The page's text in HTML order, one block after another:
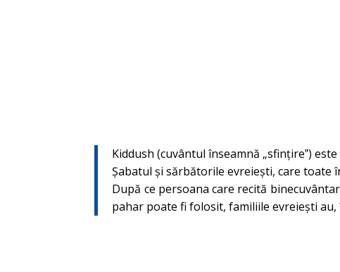
Kiddush (cuvântul înseamnă „sfințire‟)
Șabatul şi sărbătorile evreieşti, care toate
După ce persoana care recită
pahar poate fi folosit, familiile evreieşti